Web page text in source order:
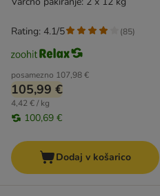
posamezno 107,98 €
105,99 €
4,42 € / kg
100,69 €
Rating: 4.1/5 (85)
Dodaj v košarico